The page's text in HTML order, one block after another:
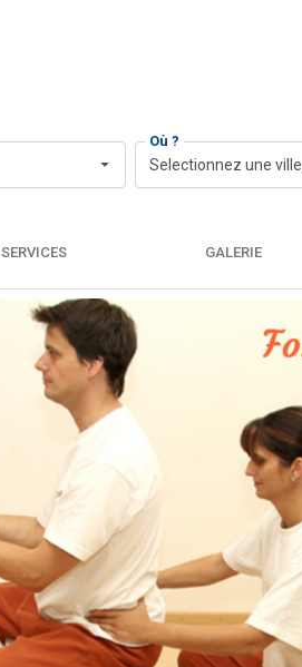
Où ?
Selectionnez une ville..
SERVICES GALERIE